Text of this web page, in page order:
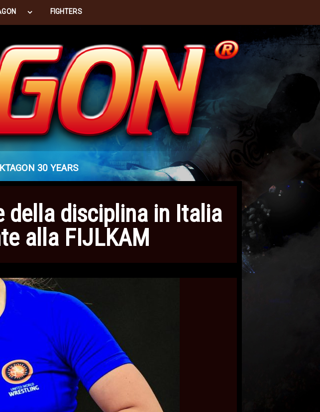
FIGHTERS
30 YEARS
della disciplina in Italia
alla FIJLKAM